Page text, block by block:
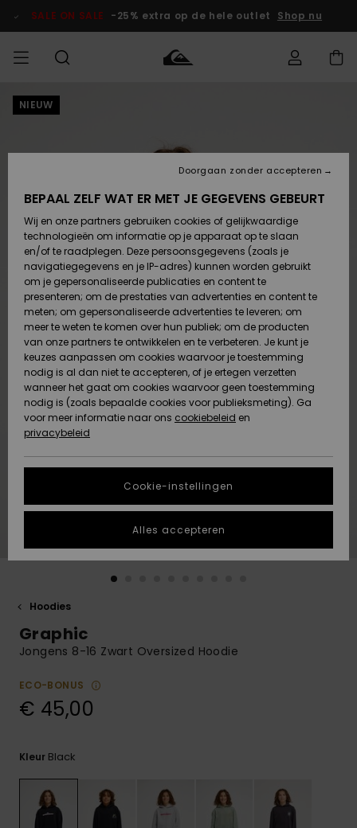
Productinformatie
SALE ON SALE -25% extra op de hele outlet Shop nu
HEREN
Accessoires
Schoenen &
Slippers
Surf /
Water
Snow
Nieuw
Highlights
JONGENS
Accessoires
Schoenen &
Slippers
Surf /
Water
Sneeuw
Nieuw
Highlights
DAMES
Highlights
Snow
SURF
Surf Shop
Highlights
Community
SNOW
Snow Shop
Dames
Snow Shop
Highlights
Gemeenschap
SALE ON
SALE
Kinderen
VROUW
OUTLET
Regio- En
Taalinstellingen
Nederlands
Retouren
Betaling
Giftcard
Quiksilver
Freedom
Gegevensbescherming
gesprek om het
snelste
vraag te
krijgen.
de meest
DUURZAAMHEID
STORE LOCATOR
VERLANGLIJST
NIEUW
Hoodies
Graphic
Jongens 8-16 Zwart Oversized Hoodie
ECO-BONUS
€ 45,00
Kleur Black
BEPAAL ZELF WAT ER MET JE GEGEVENS GEBEURT
Wij en onze partners gebruiken cookies of gelijkwaardige
technologieën om informatie op je apparaat op te slaan
en/of te raadplegen. Deze persoonsgegevens (zoals je
navigatiegegevens en je IP-adres) kunnen worden gebruikt
om je gepersonaliseerde publicaties en content te
presenteren; om de prestaties van advertenties en content te
meten; om gepersonaliseerde advertenties te leveren; om
meer te weten te komen over hun publiek; om de producten
van onze partners te ontwikkelen en te verbeteren. Je kunt je
keuzes aanpassen om cookies waarvoor je toestemming
nodig is al dan niet te accepteren, of je ertegen verzetten
wanneer het gaat om cookies waarvoor geen toestemming
nodig is (zoals bepaalde cookies voor publieksmeting). Ga
voor meer informatie naar ons cookiebeleid en
privacybeleid
Cookie-instellingen
Doorgaan zonder accepteren
Alles accepteren